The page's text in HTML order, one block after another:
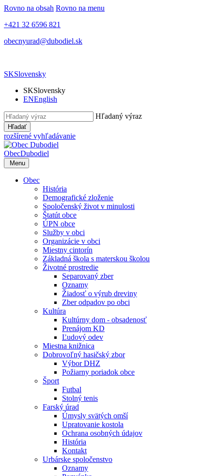
Rovno na obsah Rovno na menu
+421 32 6596 821
obecnyurad@dubodiel.sk
SKSlovensky
SKSlovensky
ENEnglish
Hľadaný výraz
Hľadať
rozšírené vyhľadávanie
ObecDubodiel
Menu
Obec
História
Demografické zloženie
Spoločenský život v minulosti
Štatút obce
ÚPN obce
Služby v obci
Organizácie v obci
Miestny cintorín
Základná škola s materskou školou
Životné prostredie
Separovaný zber
Oznamy
Žiadosť o výrub dreviny
Zber odpadov po obci
Kultúra
Kultúrny dom - obsadenosť
Prenájom KD
Ľudový odev
Miestna knižnica
Dobrovoľný hasičský zbor
Výbor DHZ
Požiarny poriadok obce
Šport
Futbal
Stolný tenis
Farský úrad
Úmysly svätých omší
Upratovanie kostola
Ochrana osobných údajov
História
Kontakt
Urbárske spoločenstvo
Oznamy